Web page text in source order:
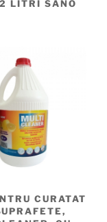
LITRI SANO
CURATAT